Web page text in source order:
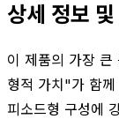
상세 정보
이 제품의 가장
형적 가치"가 함
피소드형 구성에